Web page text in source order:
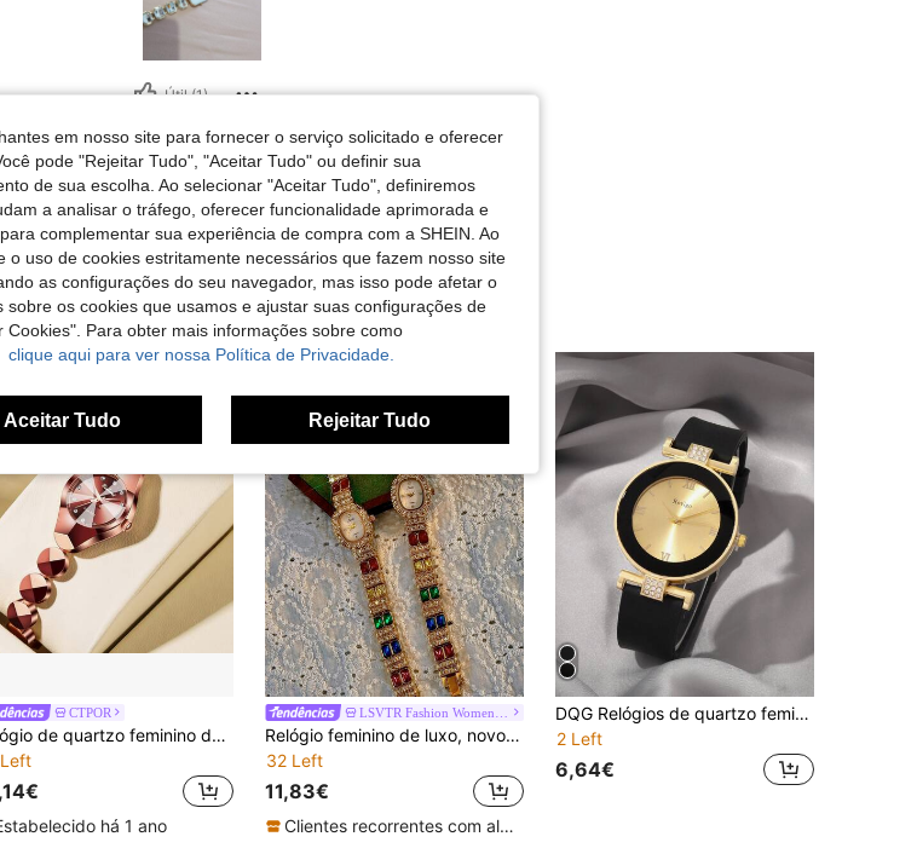
Útil (1)
CTPOR
Relógio de quartzo feminino de luxo e moda, pulseira em aço inoxidável ouro rosa, à prova de água, mostrador pequeno, índice de diamante, luminoso, presente de aniversário para esposa, casais, casal
há 1 ano
Relógio feminino de luxo, novo, com design vintage elegante e sofisticado, cravejado com pedras preciosas e cristais coloridos, mostrador oval com imitação de pérola, resistente à água até 30 metros, ideal para uso diário, festas, férias e passeios.
32 Left
11,83€
Clientes recorrentes com alta taxa de retorno
DQG Relógios de quartzo femininos
2 Left
6,64€
em nosso site para fornecer o serviço solicitado e oferecer
pode "Rejeitar Tudo", "Aceitar Tudo" ou definir sua
de sua escolha. Ao selecionar "Aceitar Tudo", definiremos
a analisar o tráfego, oferecer funcionalidade aprimorada e
complementar sua experiência de compra com a SHEIN. Ao
o uso de cookies estritamente necessários que fazem nosso site
as configurações do seu navegador, mas isso pode afetar o
os cookies que usamos e ajustar suas configurações de
Para obter mais informações sobre como
clique aqui para ver nossa Política de Privacidade.
Aceitar Tudo Rejeitar Tudo